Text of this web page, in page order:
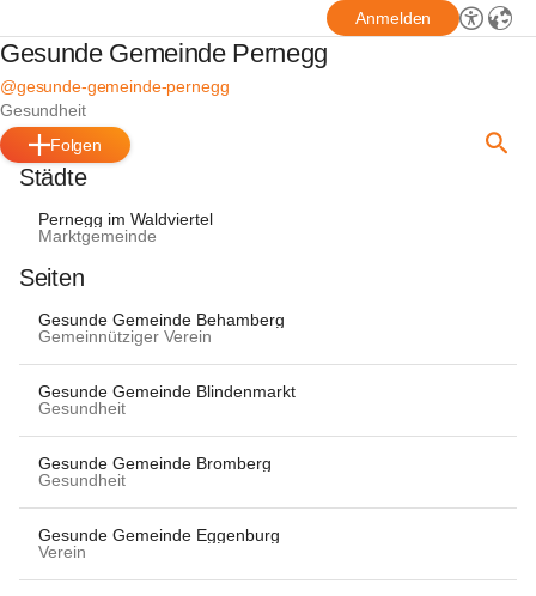
Anmelden
Gesunde Gemeinde Pernegg
@gesunde-gemeinde-pernegg
Gesundheit
Folgen
Städte
Pernegg im Waldviertel
Marktgemeinde
Seiten
Gesunde Gemeinde Behamberg
Gemeinnütziger Verein
Gesunde Gemeinde Blindenmarkt
Gesundheit
Gesunde Gemeinde Bromberg
Gesundheit
Gesunde Gemeinde Eggenburg
Verein